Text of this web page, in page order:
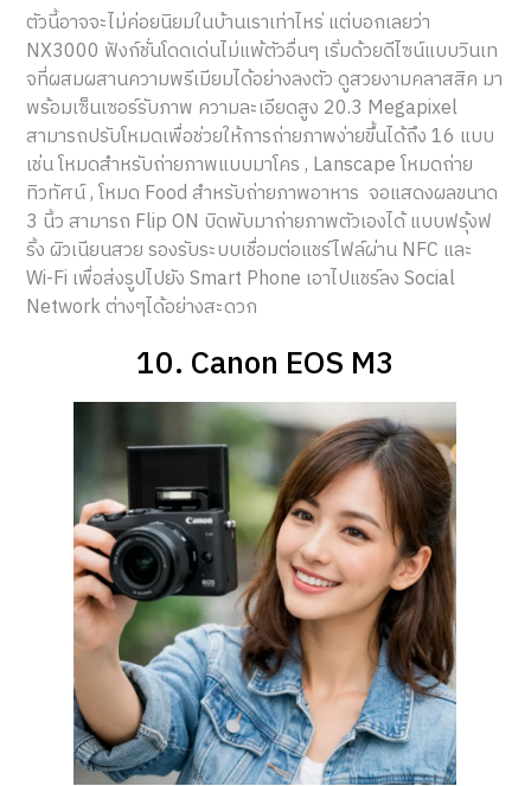
ตัวนี้อาจจะไม่ค่อยนิยมในบ้านเราเท่าไหร่ แต่บอกเลยว่า
NX3000 ฟังก์ชั่นโดดเด่นไม่แพ้ตัวอื่นๆ เริ่มด้วยดีไซน์แบบวินเท
จที่ผสมผสานความพรีเมียมได้อย่างลงตัว ดูสวยงามคลาสสิค มา
พร้อมเซ็นเซอร์รับภาพ ความละเอียดสูง 20.3 Megapixel
สามารถปรับโหมดเพื่อช่วยให้การถ่ายภาพง่ายขึ้นได้ถึง 16 แบบ
เช่น โหมดสำหรับถ่ายภาพแบบมาโคร , Lanscape โหมดถ่าย
ทิวทัศน์ , โหมด Food สำหรับถ่ายภาพอาหาร จอแสดงผลขนาด
3 นิ้ว สามารถ Flip ON บิดพับมาถ่ายภาพตัวเองได้ แบบฟรุ้งฟ
ริ้ง ผิวเนียนสวย รองรับระบบเชื่อมต่อแชร์ไฟล์ผ่าน NFC และ
Wi-Fi เพื่อส่งรูปไปยัง Smart Phone เอาไปแชร์ลง Social
Network ต่างๆได้อย่างสะดวก
10. Canon EOS M3